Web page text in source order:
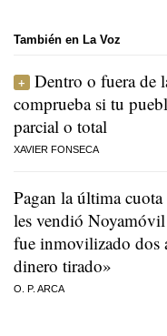
También en La Voz
Dentro o fuera de
comprueba si tu
parcial o total
XAVIER FONSECA
Pagan la última
les vendió
fue inmovilizado dos
dinero tirado»
O. P. ARCA